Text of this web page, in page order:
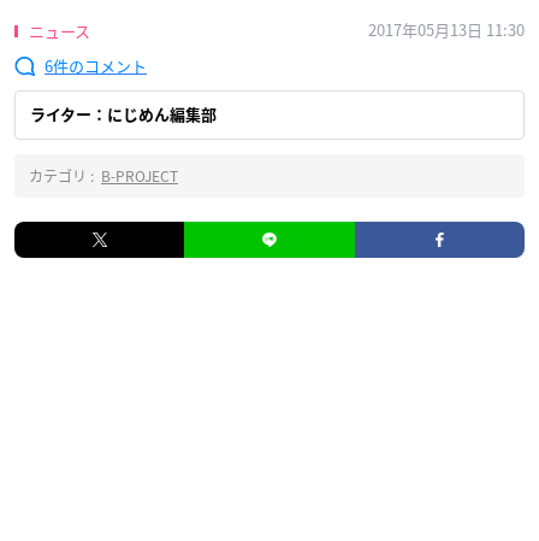
ニュース
2017年05月13日 11:30
6
ライター：にじめん編集部
カテゴリ : B-PROJECT